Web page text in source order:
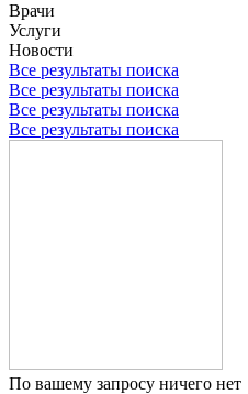
Врачи
Услуги
Новости
Все результаты поиска
Все результаты поиска
Все результаты поиска
Все результаты поиска
По вашему запросу ничего нет